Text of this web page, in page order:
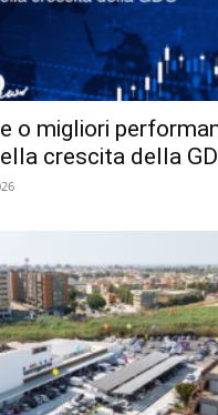
o migliori
crescita della